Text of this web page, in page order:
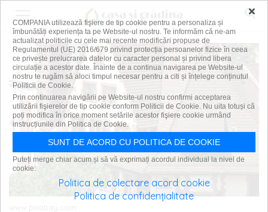
×
COMPANIA utilizează fişiere de tip cookie pentru a personaliza și
îmbunătăți experiența ta pe Website-ul nostru. Te informăm că ne-am
actualizat politicile cu cele mai recente modificări propuse de
Regulamentul (UE) 2016/679 privind protecția persoanelor fizice în ceea
ce privește prelucrarea datelor cu caracter personal și privind libera
circulație a acestor date. Înainte de a continua navigarea pe Website-ul
nostru te rugăm să aloci timpul necesar pentru a citi și înțelege conținutul
Politicii de Cookie.
Prin continuarea navigării pe Website-ul nostru confirmi acceptarea
utilizării fişierelor de tip cookie conform Politicii de Cookie. Nu uita totuși că
poți modifica în orice moment setările acestor fişiere cookie urmând
instrucțiunile din Politica de Cookie.
SUNT DE ACORD CU POLITICA DE COOKIE
Puteți merge chiar acum și să vă exprimați acordul individual la nivel de
cookie:
Politica de colectare acord cookie
Politica de confidențialitate